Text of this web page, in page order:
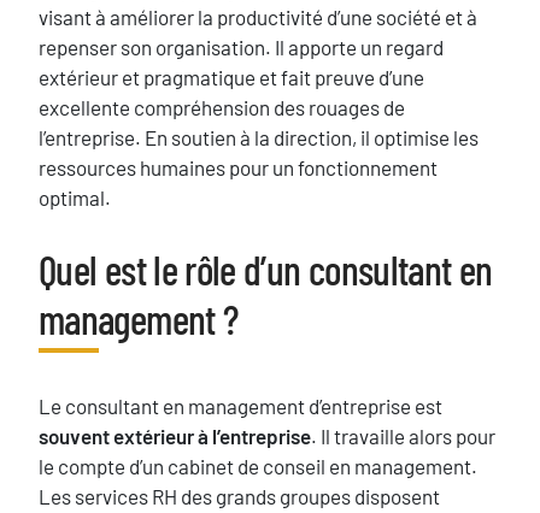
visant à améliorer la productivité d’une société et à
repenser son organisation. Il apporte un regard
extérieur et pragmatique et fait preuve d’une
excellente compréhension des rouages de
l’entreprise. En soutien à la direction, il optimise les
ressources humaines pour un fonctionnement
optimal.
Titre
Quel est le rôle d’un consultant en
management ?
Texte
Le consultant en management d’entreprise est
souvent extérieur à l’entreprise. Il travaille alors pour
le compte d’un cabinet de conseil en management.
Les services RH des grands groupes disposent